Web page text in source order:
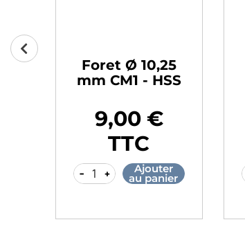
Foret Ø 10,25
mm CM1 - HSS
9,00 €
TTC
- + Ajouter
au panier